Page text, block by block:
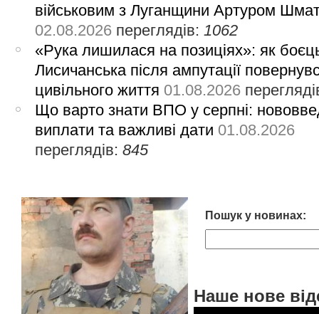
військовим з Луганщини Артуром
02.08.2026 переглядів: 1062
«Рука лишилася на позиціях»: як
Лисичанська після ампутації
цивільного життя 01.08.2026
Що варто знати ВПО у серпні:
виплати та важливі дати 01.08.2026
переглядів:845
Пошук у новинах:
Наше нове